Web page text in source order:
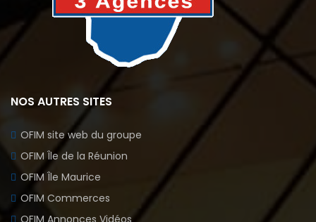
NOS AUTRES SITES
OFIM site web du groupe
OFIM Île de la Réunion
OFIM Île Maurice
OFIM Commerces
OFIM Annonces Vidéos